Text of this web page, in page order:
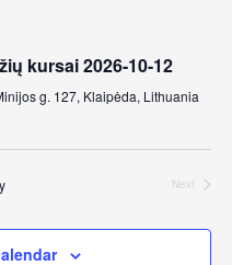
kursai 2026-10-12
g. 127, Klaipėda, Lithuania
Next